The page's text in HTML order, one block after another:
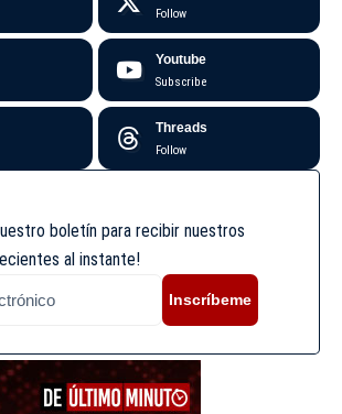
Follow
Youtube
Subscribe
Threads
Follow
boletín para recibir nuestros
al instante!
Inscríbeme